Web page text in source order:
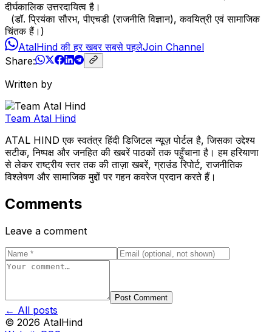
दीर्घकालिक उत्तरदायित्व है।
(डॉ. प्रियंका सौरभ, पीएचडी (राजनीति विज्ञान), कवयित्री एवं सामाजिक
चिंतक हैं।)
AtalHind की हर खबर सबसे पहलेJoin Channel
Share:
Written by
Team Atal Hind
ATAL HIND एक स्वतंत्र हिंदी डिजिटल न्यूज़ पोर्टल है, जिसका उद्देश्य
सटीक, निष्पक्ष और जनहित की खबरें पाठकों तक पहुँचाना है। हम हरियाणा
से लेकर राष्ट्रीय स्तर तक की ताज़ा खबरें, ग्राउंड रिपोर्ट, राजनीतिक
विश्लेषण और सामाजिक मुद्दों पर गहन कवरेज प्रदान करते हैं।
Comments
Leave a comment
Post Comment
← All posts
© 2026 AtalHind